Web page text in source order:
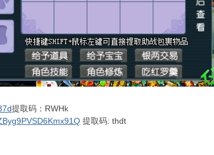
提取码：RWHk
提取码: thdt